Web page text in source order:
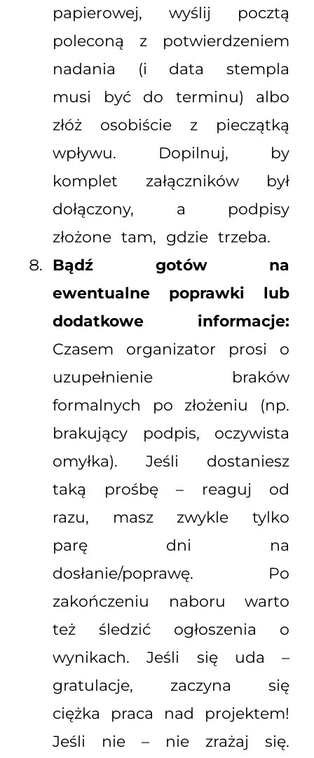
papierowej, wyślij pocztą
poleconą z potwierdzeniem
nadania (i data stempla
musi być do terminu) albo
złóż osobiście z pieczątką
wpływu. Dopilnuj, by
komplet załączników był
dołączony, a podpisy
złożone tam, gdzie trzeba.
Bądź gotów na
ewentualne poprawki lub
dodatkowe informacje:
Czasem organizator prosi o
uzupełnienie braków
formalnych po złożeniu (np.
brakujący podpis, oczywista
omyłka). Jeśli dostaniesz
taką prośbę – reaguj od
razu, masz zwykle tylko
parę dni na
dosłanie/poprawę. Po
zakończeniu naboru warto
też śledzić ogłoszenia o
wynikach. Jeśli się uda –
gratulacje, zaczyna się
ciężka praca nad projektem!
Jeśli nie – nie zrażaj się.